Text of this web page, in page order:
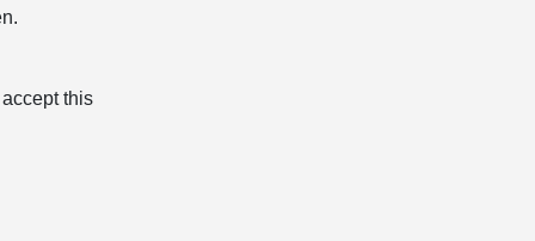
this